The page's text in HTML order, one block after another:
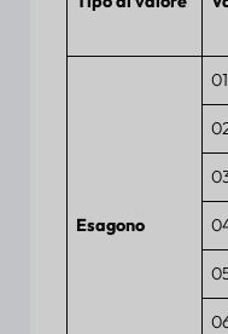
Esagono
01